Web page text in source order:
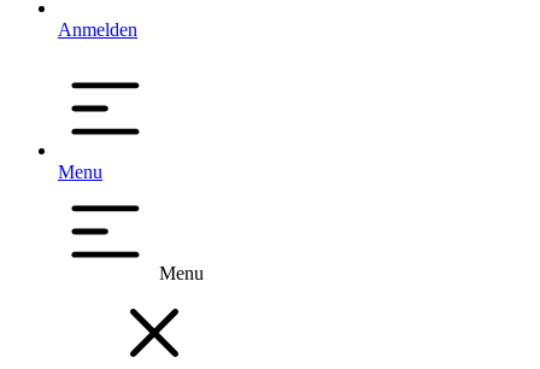
Anmelden
Menu
Menu